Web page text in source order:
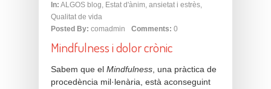
In: ALGOS blog, Estat d'ànim, ansietat i estrès,
Qualitat de vida
Posted By: comadmin Comments: 0
Mindfulness i dolor crònic
Sabem que el Mindfulness, una pràctica de
procedència mil·lenària, està aconseguint